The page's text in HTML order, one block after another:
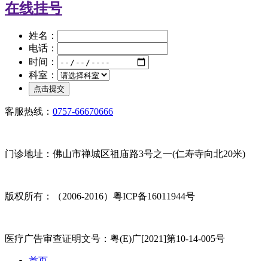
在线挂号
姓名：
电话：
时间：
科室：
客服热线： 0757-66670666
门诊地址：佛山市禅城区祖庙路3号之一(仁寿寺向北20米)
版权所有：（2006-2016）粤ICP备16011944号
医疗广告审查证明文号：粤(E)广[2021]第10-14-005号